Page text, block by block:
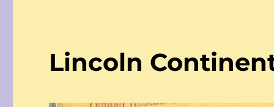
Lincoln